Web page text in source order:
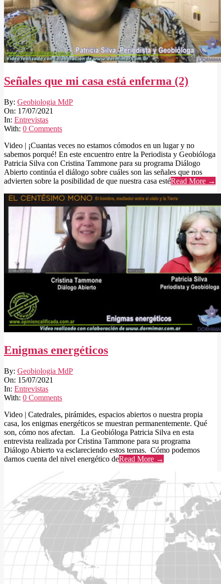
Señales que mi casa está enferma (2)
2021-
07-
17
By: Geobiologia MdP
On: 17/07/2021
In: Entrevistas
With: 0 Comments
Video | ¡Cuantas veces no estamos cómodos en un lugar y no
sabemos porqué! En este encuentro entre la Periodista y Geobióloga
Patricia Silva con Cristina Tammone para su programa Diálogo
Abierto continúa el diálogo sobre cuáles son las señales que nos
advierten sobre la posibilidad de que nuestra casa estéRead More →
Enigmas energéticos
2021-
07-
15
By: Geobiologia MdP
On: 15/07/2021
In: Entrevistas
With: 0 Comments
Video | Catedrales, pirámides, espacios abiertos o nuestra propia
casa, los enigmas energéticos se muestran permanentemente. Qué
son, cómo nos afectan. La Geobióloga Patricia Silva en esta
entrevista realizada por Cristina Tammone para su programa
Diálogo Abierto va esclareciendo estos temas. Cómo podemos
darnos cuenta del nivel energético deRead More →